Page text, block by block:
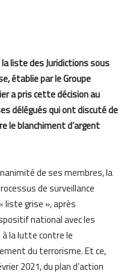
liste des Juridictions sous
établie par le Groupe
a pris cette décision au
délégués qui ont discuté de
le blanchiment d’argent
de ses membres, la
de surveillance
liste grise », après
national avec les
la lutte contre le
du terrorisme. Et ce,
2021, du plan d’action